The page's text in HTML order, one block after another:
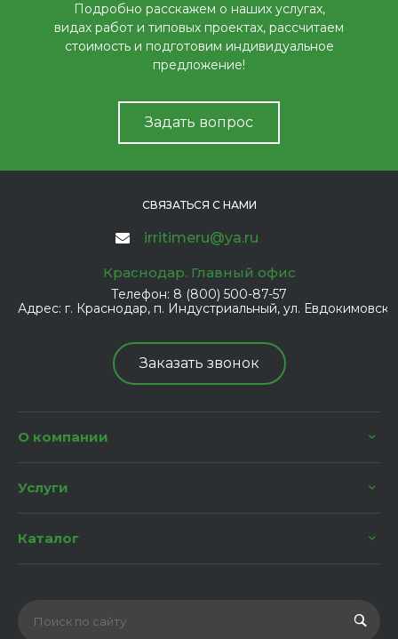
Подробно расскажем о наших услугах,
видах работ и типовых проектах, рассчитаем
стоимость и подготовим индивидуальное
предложение!
Задать вопрос
СВЯЗАТЬСЯ С НАМИ
irritimeru@ya.ru
Краснодар. Главный офис
Телефон: 8 (800) 500-87-57
Адрес: г. Краснодар, п. Индустриальный, ул.
Заказать звонок
О компании
Услуги
Каталог